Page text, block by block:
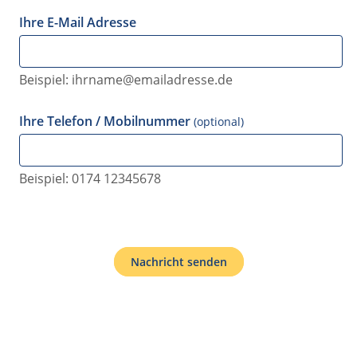
Ihre E-Mail Adresse
Beispiel: ihrname@emailadresse.de
Ihre Telefon / Mobilnummer (optional)
Beispiel: 0174 12345678
Nachricht senden